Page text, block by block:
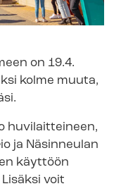
on 19.4.
kolme muuta,
huvilaitteineen,
ja Näsinneulan
käyttöön
Lisäksi voit